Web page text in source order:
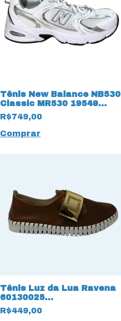
Tênis New Balance NB530
Classic MR530 19549
Branco
R$749,00
Comprar
Tênis Luz da Lua Ravena
60130025
Montenapoleone 17216
Marrom
R$449,00